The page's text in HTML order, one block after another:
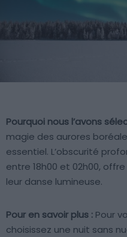
Pourquoi nous l’avons
magie des aurores
essentiel. L’obscurité
entre 18h00 et 02h00,
leur danse lumineuse.
Pour en savoir plus : Pour
choisissez une nuit sans